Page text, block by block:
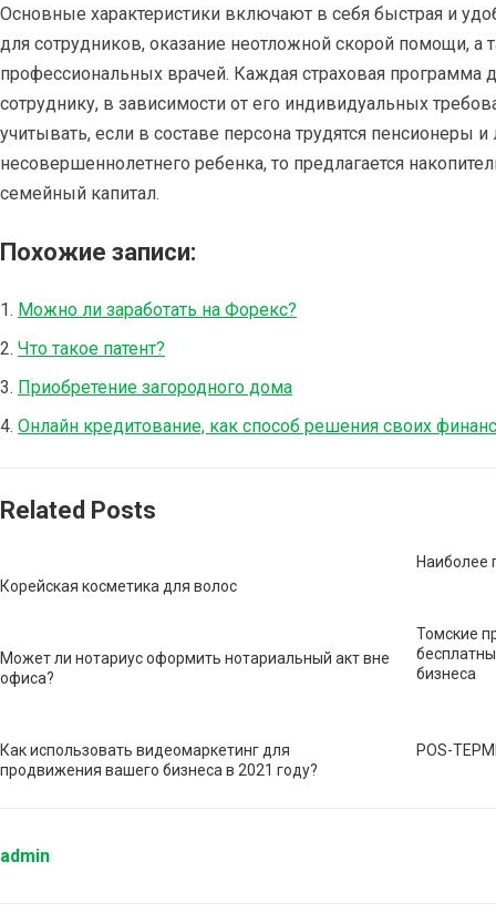
Основные характеристики включают в себя быстрая и
для сотрудников, оказание неотложной скорой помощи, а
профессиональных врачей. Каждая страховая
сотруднику, в зависимости от его индивидуальных
учитывать, если в составе персона трудятся
несовершеннолетнего ребенка, то предлагается
семейный капитал.
Похожие записи:
Можно ли заработать на Форекс?
Что такое патент?
Приобретение загородного дома
Онлайн кредитование, как способ решения своих
Related Posts
Корейская косметика для волос
Наиболее
Может ли нотариус оформить нотариальный акт вне
офиса?
Томские
бизнеса
Как использовать видеомаркетинг для
продвижения вашего бизнеса в 2021 году?
POS-
admin